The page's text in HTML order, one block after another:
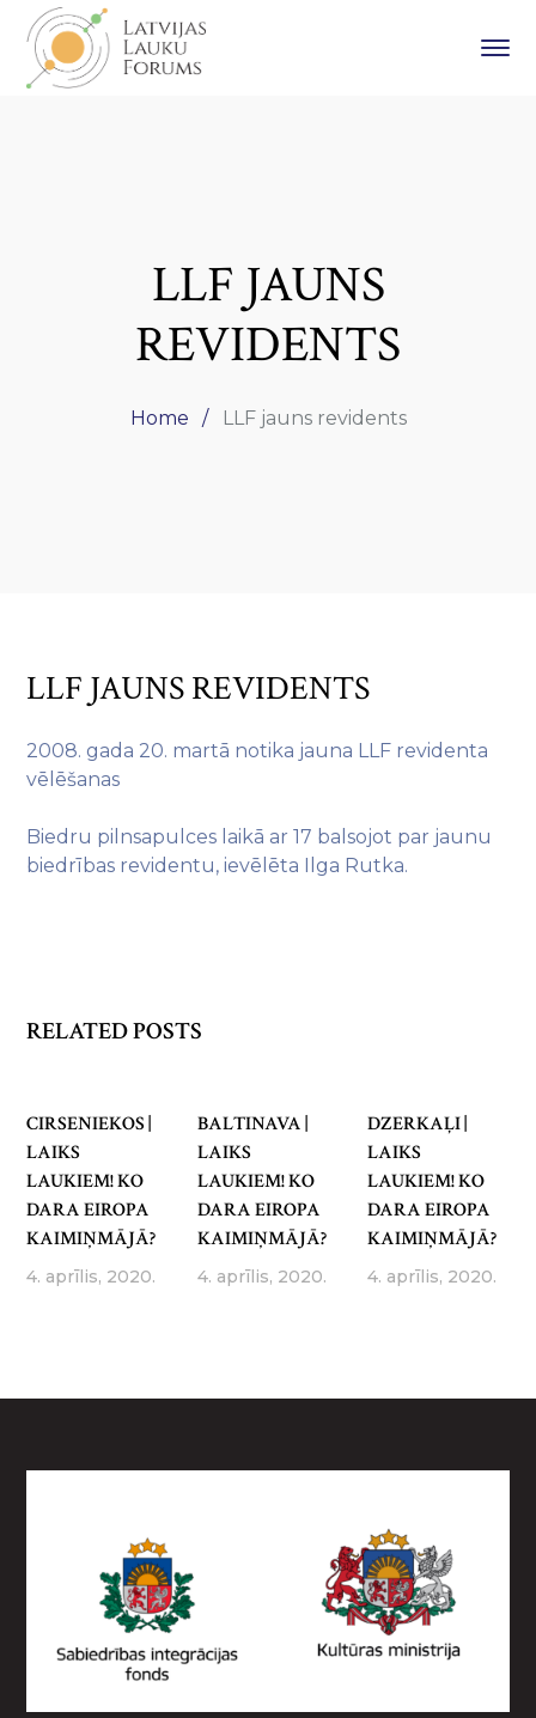
LLF JAUNS
REVIDENTS
Home LLF jauns revidents
LLF JAUNS REVIDENTS
2008. gada 20. martā notika jauna LLF revidenta
vēlēšanas
Biedru pilnsapulces laikā ar 17 balsojot par jaunu
biedrības revidentu, ievēlēta Ilga Rutka.
RELATED POSTS
CIRSENIEKOS |
LAIKS
LAUKIEM! KO
DARA EIROPA
KAIMIŅMĀJĀ?
4. aprīlis, 2020.
BALTINAVA |
LAIKS
LAUKIEM! KO
DARA EIROPA
KAIMIŅMĀJĀ?
4. aprīlis, 2020.
DZERKAĻI |
LAIKS
LAUKIEM! KO
DARA EIROPA
KAIMIŅMĀJĀ?
4. aprīlis, 2020.